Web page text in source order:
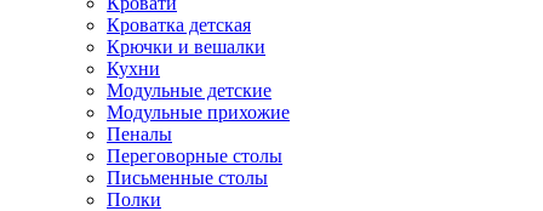
Кроватка детская
Крючки и вешалки
Кухни
Модульные детские
Модульные прихожие
Пеналы
Переговорные столы
Письменные столы
Полки